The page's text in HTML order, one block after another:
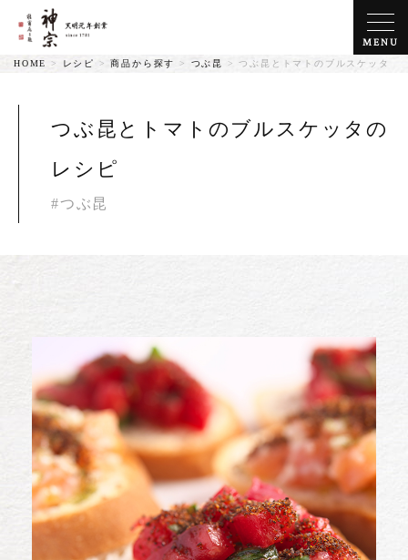
MENU
HOME > レシピ >商品から探す > つぶ昆 >つぶ昆とトマトのブルスケッタ
つぶ昆とトマトのブルスケッタの
レシピ
#つぶ昆